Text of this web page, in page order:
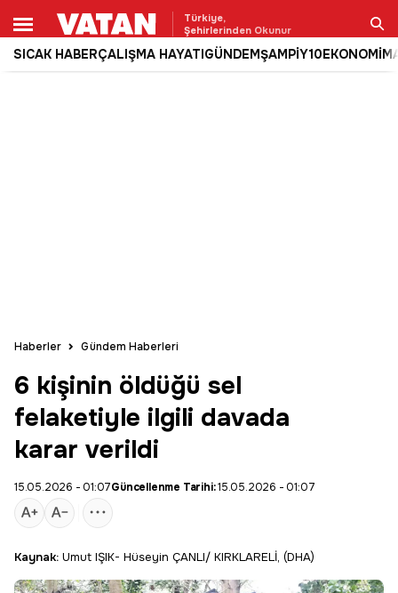
Türkiye,
Şehirlerinden Okunur
SICAK HABERÇALIŞMA HAYATIGÜNDEMŞAMPİY10EKONOMİ
Ara
Haberler Gündem Haberleri
6 kişinin öldüğü sel
felaketiyle ilgili davada
karar verildi
15.05.2026 - 01:07Güncellenme Tarihi:15.05.2026 - 01:07
Kaynak: Umut IŞIK- Hüseyin ÇANLI/ KIRKLARELİ, (DHA)